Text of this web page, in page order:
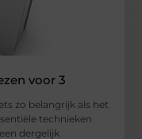
voor 3
zo belangrijk als het
technieken
dergelijk